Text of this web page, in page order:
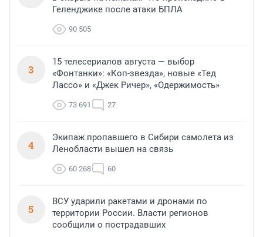
Геленджике после атаки БПЛА
90 505
3
15 телесериалов августа — выбор
«Фонтанки»: «Коп-звезда», новые «Тед
Лассо» и «Джек Ричер», «Одержимость»
73 691 27
4
Экипаж пропавшего в Сибири самолета из
Ленобласти вышел на связь
60 268 60
5
ВСУ ударили ракетами и дронами по
территории России. Власти регионов
сообщили о пострадавших